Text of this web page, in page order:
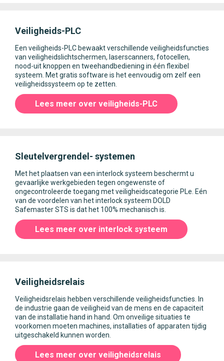
Veiligheids-PLC
Een veiligheids-PLC bewaakt verschillende veiligheidsfuncties
van veiligheidslichtschermen, laserscanners, fotocellen,
nood-uit knoppen en tweehandbediening in één flexibel
systeem. Met gratis software is het eenvoudig om zelf een
veiligheidssysteem op te zetten.
Lees meer over veiligheids-PLC
Sleutelvergrendel- systemen
Met het plaatsen van een interlock systeem beschermt u
gevaarlijke werkgebieden tegen ongewenste of
ongecontroleerde toegang met veiligheidscategorie PLe. Eén
van de voordelen van het interlock systeem DOLD
Safemaster STS is dat het 100% mechanisch is.
Lees meer over interlock systeem
Veiligheidsrelais
Veiligheidsrelais hebben verschillende veiligheidsfuncties. In
de industrie gaan de veiligheid van de mens en de capaciteit
van de installatie hand in hand. Om onveilige situaties te
voorkomen moeten machines, installaties of apparaten tijdig
uitgeschakeld kunnen worden.
Lees meer over veiligheidsrelais